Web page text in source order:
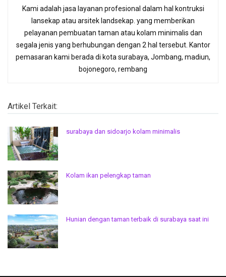
Kami adalah jasa layanan profesional dalam hal kontruksi
lansekap atau arsitek landsekap. yang memberikan
pelayanan pembuatan taman atau kolam minimalis dan
segala jenis yang berhubungan dengan 2 hal tersebut. Kantor
pemasaran kami berada di kota surabaya, Jombang, madiun,
bojonegoro, rembang
Artikel Terkait:
surabaya dan sidoarjo kolam minimalis
Kolam ikan pelengkap taman
Hunian dengan taman terbaik di surabaya saat ini